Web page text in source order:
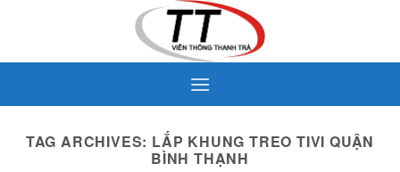
TAG ARCHIVES: LẮP KHUNG TREO TIVI QUẬN
BÌNH THẠNH